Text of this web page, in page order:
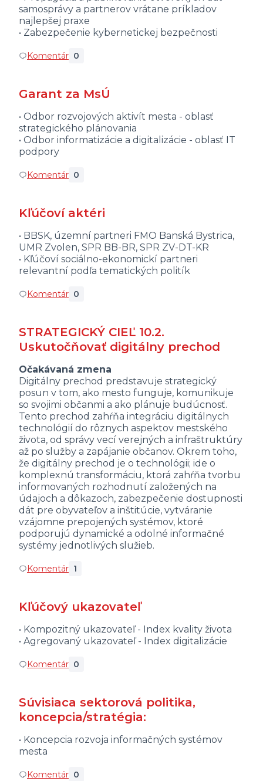
samosprávy a partnerov vrátane príkladov
najlepšej praxe
• Zabezpečenie kybernetickej bezpečnosti
Komentár 0
Garant za MsÚ
• Odbor rozvojových aktivít mesta - oblasť
strategického plánovania
• Odbor informatizácie a digitalizácie - oblasť IT
podpory
Komentár 0
Kľúčoví aktéri
• BBSK, územní partneri FMO Banská Bystrica,
UMR Zvolen, SPR BB-BR, SPR ZV-DT-KR
• Kľúčoví sociálno-ekonomickí partneri
relevantní podľa tematických politík
Komentár 0
STRATEGICKÝ CIEĽ 10.2.
Uskutočňovať digitálny prechod
Očakávaná zmena
Digitálny prechod predstavuje strategický
posun v tom, ako mesto funguje, komunikuje
so svojimi občanmi a ako plánuje budúcnosť.
Tento prechod zahŕňa integráciu digitálnych
technológií do rôznych aspektov mestského
života, od správy vecí verejných a infraštruktúry
až po služby a zapájanie občanov. Okrem toho,
že digitálny prechod je o technológii; ide o
komplexnú transformáciu, ktorá zahŕňa tvorbu
informovaných rozhodnutí založených na
údajoch a dôkazoch, zabezpečenie dostupnosti
dát pre obyvateľov a inštitúcie, vytváranie
vzájomne prepojených systémov, ktoré
podporujú dynamické a odolné informačné
systémy jednotlivých služieb.
Komentár 1
Kľúčový ukazovateľ
• Kompozitný ukazovateľ - Index kvality života
• Agregovaný ukazovateľ - Index digitalizácie
Komentár 0
Súvisiaca sektorová politika,
koncepcia/stratégia:
• Koncepcia rozvoja informačných systémov
mesta
Komentár 0